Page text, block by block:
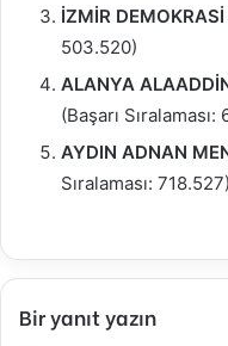
İZMİR
503.520)
ALANYA
(Başarı
AYDIN ADNAN
Sıralaması: 718.527)
Bir yanıt yazın